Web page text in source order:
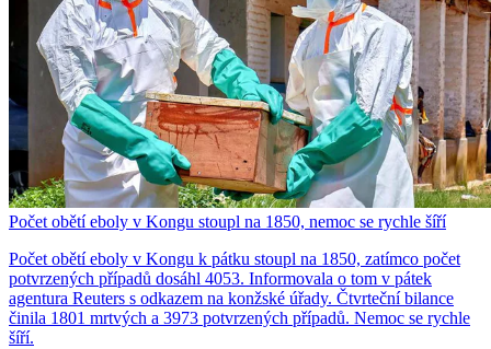
Počet obětí eboly v Kongu stoupl na 1850, nemoc se rychle šíří
Počet obětí eboly v Kongu k pátku stoupl na 1850, zatímco počet
potvrzených případů dosáhl 4053. Informovala o tom v pátek
agentura Reuters s odkazem na konžské úřady. Čtvrteční bilance
činila 1801 mrtvých a 3973 potvrzených případů. Nemoc se rychle
šíří.